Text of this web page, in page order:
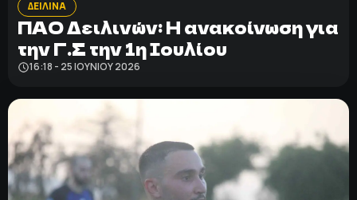
ΔΕΙΛΙΝΑ
ΠΑΟ Δειλινών: Η ανακοίνωση για
την Γ.Σ την 1η Ιουλίου
16:18 - 25 ΙΟΥΝΊΟΥ 2026